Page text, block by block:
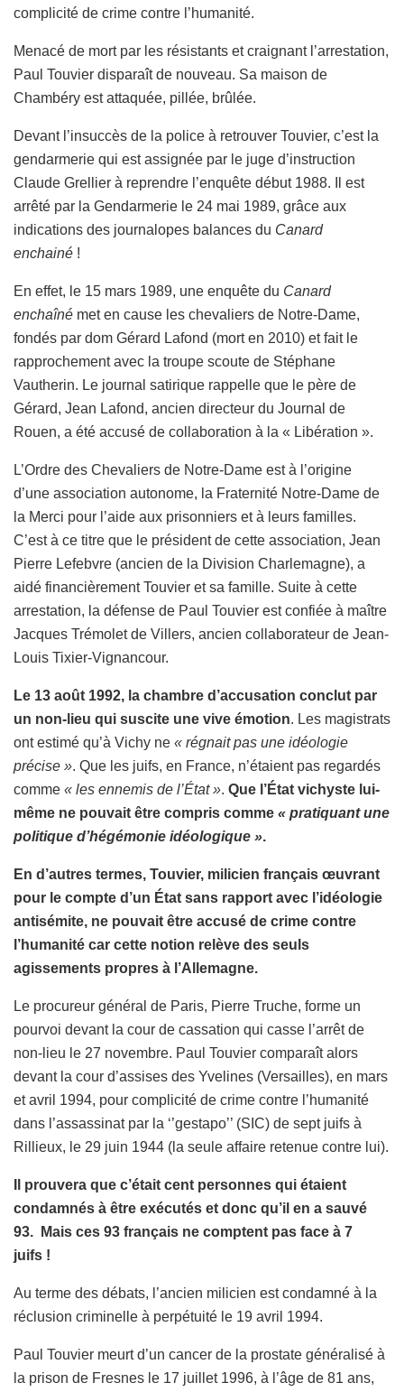
complicité de crime contre l’humanité.
Menacé de mort par les résistants et craignant l’arrestation,
Paul Touvier disparaît de nouveau. Sa maison de
Chambéry est attaquée, pillée, brûlée.
Devant l’insuccès de la police à retrouver Touvier, c’est la
gendarmerie qui est assignée par le juge d’instruction
Claude Grellier à reprendre l’enquête début 1988. Il est
arrêté par la Gendarmerie le 24 mai 1989, grâce aux
indications des journalopes balances du Canard
enchainé !
En effet, le 15 mars 1989, une enquête du Canard
enchaîné met en cause les chevaliers de Notre-Dame,
fondés par dom Gérard Lafond (mort en 2010) et fait le
rapprochement avec la troupe scoute de Stéphane
Vautherin. Le journal satirique rappelle que le père de
Gérard, Jean Lafond, ancien directeur du Journal de
Rouen, a été accusé de collaboration à la « Libération ».
L’Ordre des Chevaliers de Notre-Dame est à l’origine
d’une association autonome, la Fraternité Notre-Dame de
la Merci pour l’aide aux prisonniers et à leurs familles.
C’est à ce titre que le président de cette association, Jean
Pierre Lefebvre (ancien de la Division Charlemagne), a
aidé financièrement Touvier et sa famille. Suite à cette
arrestation, la défense de Paul Touvier est confiée à maître
Jacques Trémolet de Villers, ancien collaborateur de Jean-
Louis Tixier-Vignancour.
Le 13 août 1992, la chambre d’accusation conclut par
un non-lieu qui suscite une vive émotion. Les magistrats
ont estimé qu’à Vichy ne « régnait pas une idéologie
précise ». Que les juifs, en France, n’étaient pas regardés
comme « les ennemis de l’État ». Que l’État vichyste lui-
même ne pouvait être compris comme « pratiquant une
politique d’hégémonie idéologique ».
En d’autres termes, Touvier, milicien français œuvrant
pour le compte d’un État sans rapport avec l’idéologie
antisémite, ne pouvait être accusé de crime contre
l’humanité car cette notion relève des seuls
agissements propres à l’Allemagne.
Le procureur général de Paris, Pierre Truche, forme un
pourvoi devant la cour de cassation qui casse l’arrêt de
non-lieu le 27 novembre. Paul Touvier comparaît alors
devant la cour d’assises des Yvelines (Versailles), en mars
et avril 1994, pour complicité de crime contre l’humanité
dans l’assassinat par la ‘’gestapo’’ (SIC) de sept juifs à
Rillieux, le 29 juin 1944 (la seule affaire retenue contre lui).
Il prouvera que c’était cent personnes qui étaient
condamnés à être exécutés et donc qu’il en a sauvé
93. Mais ces 93 français ne comptent pas face à 7
juifs !
Au terme des débats, l’ancien milicien est condamné à la
réclusion criminelle à perpétuité le 19 avril 1994.
Paul Touvier meurt d’un cancer de la prostate généralisé à
la prison de Fresnes le 17 juillet 1996, à l’âge de 81 ans,